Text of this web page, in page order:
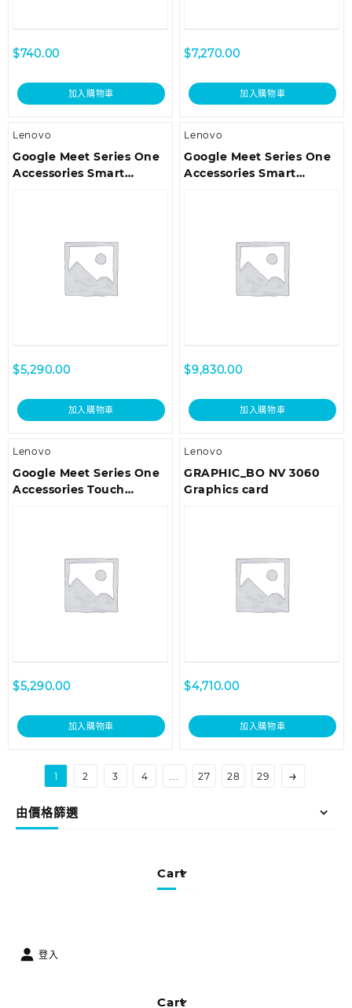
由價格篩選
Cart
$740.00
加入購物車
$7,270.00
加入購物車
Lenovo
Google Meet Series One
Accessories Smart
$5,290.00
加入購物車
Lenovo
Google Meet Series One
Accessories Smart
$9,830.00
加入購物車
Lenovo
Google Meet Series One
Accessories Touch
$5,290.00
加入購物車
Lenovo
GRAPHIC_BO NV 3060
Graphics card
$4,710.00
加入購物車
1 2 3 4 27 28 29 →
登入
Cart